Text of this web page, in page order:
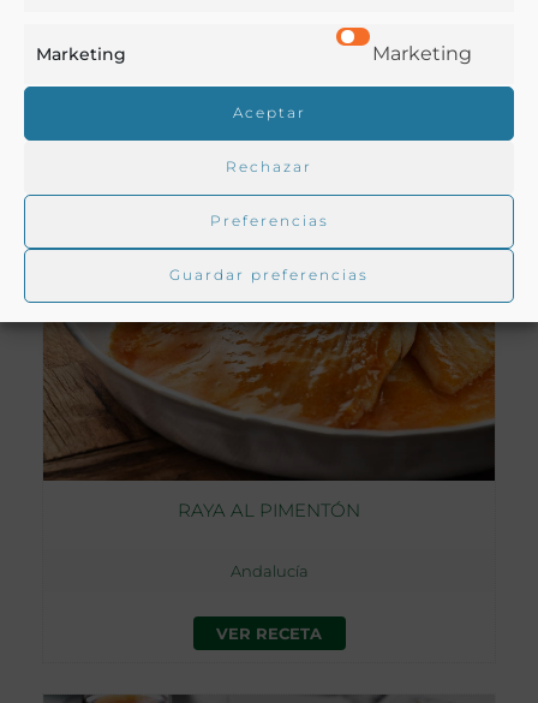
Marketing Marketing
Aceptar
Rechazar
Preferencias
Guardar preferencias
RAYA AL PIMENTÓN
Andalucía
VER RECETA